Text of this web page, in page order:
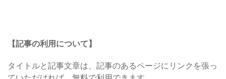
【記事の利用について】
タイトルと記事文章は、記事のあるページにリンクを張っ